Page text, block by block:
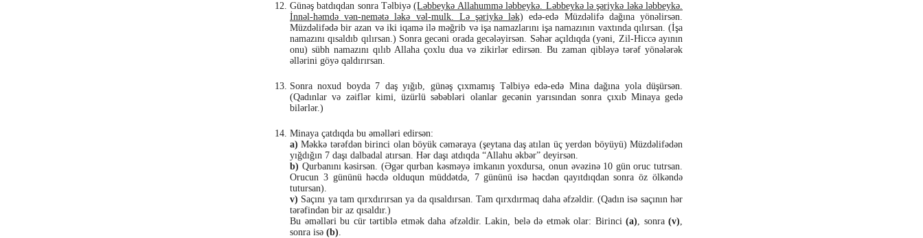
Günəş batdıqdan sonra Təlbiyə(Ləbbeykə Allahummə ləbbeykə. Ləbbeykə lə şəriykə ləkə ləbbeykə.
İnnəl-həmdə vən-nemətə ləkə vəl-mulk. Lə şəriykə lək) edə-edə Müzdəlifə dağına yönəlirsən.
Müzdəlifədə bir azan və iki iqamə ilə məğrib və işa namazlarını işa namazının vaxtında qılırsan. (İşa
namazını qısaldıb qılırsan.) Sonra gecəni orada gecələyirsən. Səhər açıldıqda (yəni, Zil-Hiccə ayının
onu) sübh namazını qılıb Allaha çoxlu dua və zikirlər edirsən. Bu zaman qibləyə tərəf yönələrək
əllərini göyə qaldırırsan.
Sonra noxud boyda 7 daş yığıb, günəş çıxmamış Təlbiyə edə-edə Mina dağına yola düşürsən.
(Qadınlar və zəiflər kimi, üzürlü səbəbləri olanlar gecənin yarısından sonra çıxıb Minaya gedə
bilərlər.)
Minaya çatdıqda bu əməlləri edirsən:
a) Məkkə tərəfdən birinci olan böyük cəməraya (şeytana daş atılan üç yerdən böyüyü) Müzdəlifədən
yığdığın 7 daşı dalbadal atırsan. Hər daşı atdıqda “Allahu əkbər” deyirsən.
b) Qurbanını kəsirsən. (Əgər qurban kəsməyə imkanın yoxdursa, onun əvəzinə 10 gün oruc tutrsan.
Orucun 3 gününü həcdə olduqun müddətdə, 7 gününü isə həcdən qayıtdıqdan sonra öz ölkəndə
tutursan).
v) Saçını ya tam qırxdırırsan ya da qısaldırsan. Tam qırxdırmaq daha əfzəldir. (Qadın isə saçının hər
tərəfindən bir az qısaldır.)
Bu əməlləri bu cür tərtiblə etmək daha əfzəldir. Lakin, belə də etmək olar: Birinci (a), sonra (v),
sonra isə (b).